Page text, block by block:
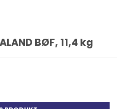
BØF, 11,4 kg